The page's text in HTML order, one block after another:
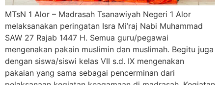
MTsN 1 Alor – Madrasah Tsanawiyah Negeri 1 Alor
melaksanakan peringatan Isra Mi’raj Nabi Muhammad
SAW 27 Rajab 1447 H. Semua guru/pegawai
mengenakan pakain muslimin dan muslimah. Begitu juga
dengan siswa/siswi kelas VII s.d. IX mengenakan
pakaian yang sama sebagai pencerminan dari